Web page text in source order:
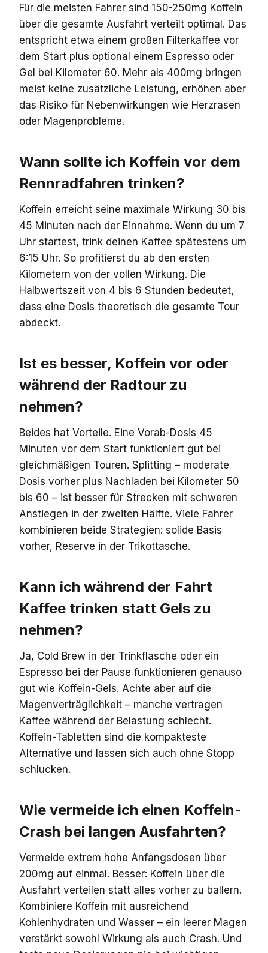
Für die meisten Fahrer sind 150-250mg Koffein
über die gesamte Ausfahrt verteilt optimal. Das
entspricht etwa einem großen Filterkaffee vor
dem Start plus optional einem Espresso oder
Gel bei Kilometer 60. Mehr als 400mg bringen
meist keine zusätzliche Leistung, erhöhen aber
das Risiko für Nebenwirkungen wie Herzrasen
oder Magenprobleme.
Wann sollte ich Koffein vor dem
Rennradfahren trinken?
Koffein erreicht seine maximale Wirkung 30 bis
45 Minuten nach der Einnahme. Wenn du um 7
Uhr startest, trink deinen Kaffee spätestens um
6:15 Uhr. So profitierst du ab den ersten
Kilometern von der vollen Wirkung. Die
Halbwertszeit von 4 bis 6 Stunden bedeutet,
dass eine Dosis theoretisch die gesamte Tour
abdeckt.
Ist es besser, Koffein vor oder
während der Radtour zu
nehmen?
Beides hat Vorteile. Eine Vorab-Dosis 45
Minuten vor dem Start funktioniert gut bei
gleichmäßigen Touren. Splitting – moderate
Dosis vorher plus Nachladen bei Kilometer 50
bis 60 – ist besser für Strecken mit schweren
Anstiegen in der zweiten Hälfte. Viele Fahrer
kombinieren beide Strategien: solide Basis
vorher, Reserve in der Trikottasche.
Kann ich während der Fahrt
Kaffee trinken statt Gels zu
nehmen?
Ja, Cold Brew in der Trinkflasche oder ein
Espresso bei der Pause funktionieren genauso
gut wie Koffein-Gels. Achte aber auf die
Magenverträglichkeit – manche vertragen
Kaffee während der Belastung schlecht.
Koffein-Tabletten sind die kompakteste
Alternative und lassen sich auch ohne Stopp
schlucken.
Wie vermeide ich einen Koffein-
Crash bei langen Ausfahrten?
Vermeide extrem hohe Anfangsdosen über
200mg auf einmal. Besser: Koffein über die
Ausfahrt verteilen statt alles vorher zu ballern.
Kombiniere Koffein mit ausreichend
Kohlenhydraten und Wasser – ein leerer Magen
verstärkt sowohl Wirkung als auch Crash. Und